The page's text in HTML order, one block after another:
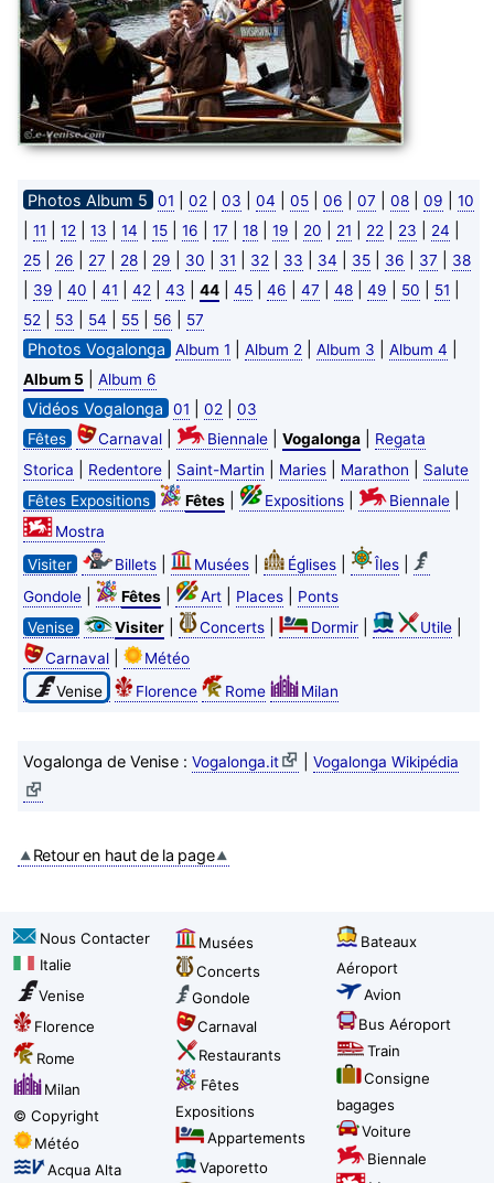
Photos Album 5 01 02 03 04 05| 06 07 08| 09 10
11 12 13 14 15| 16 17 18| 19 20 21 22 23 24
25| 26 27 28| 29 30 31 32 33 34 35| 36 37 38
39 40 41 42 43 44| 45| 46 47 48| 49 50 51
52 53 54 55| 56 57
Photos Vogalonga Album 1 Album 2 Album 3 Album 4
Album 5 Album 6
Vidéos Vogalonga 01 02
03
Fêtes
Carnaval| Biennale| Vogalonga|
Regata
Storica
Redentore| Saint-Martin Maries| Marathon
Salute
Fêtes Expositions
Fêtes| Expositions| Biennale|
Mostra
Visiter
Billets| Musées| Églises| Îles|
Gondole| Fêtes| Art| Places|
Ponts
Venise
Visiter| Concerts| Dormir| Utile|
Carnaval|
Météo
Venise
Florence Rome Milan
Vogalonga de Venise : Vogalonga.it Vogalonga Wikipédia
Retour en haut de la page
Nous Contacter
Italie
Venise
Florence
Rome
Milan
© Copyright
Météo
Acqua Alta
Musées
Concerts
Gondole
Carnaval
Restaurants
Fêtes
Expositions
Appartements
Vaporetto
Bateaux
Aéroport
Avion
Bus Aéroport
Train
Consigne
bagages
Voiture
Biennale